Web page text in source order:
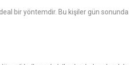
bir yöntemdir. Bu kişiler gün